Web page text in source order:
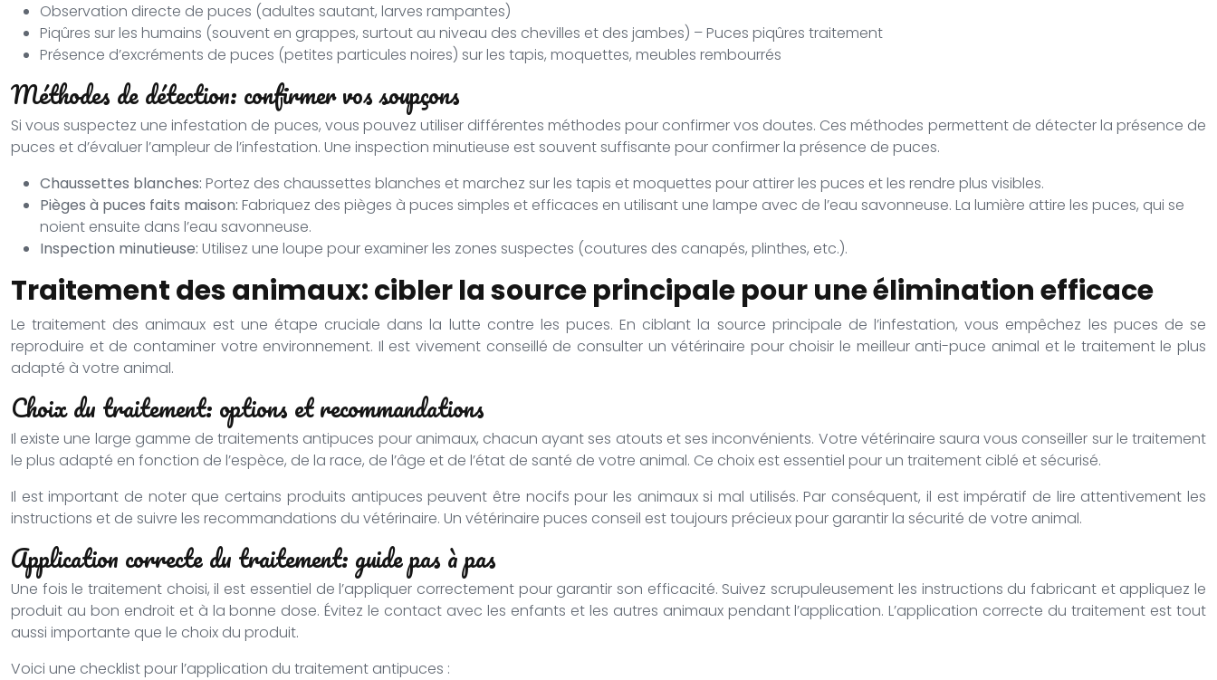
Observation directe de puces (adultes sautant, larves rampantes)
Piqûres sur les humains (souvent en grappes, surtout au niveau des chevilles et des jambes) – Puces piqûres traitement
Présence d’excréments de puces (petites particules noires) sur les tapis, moquettes, meubles rembourrés
Méthodes de détection: confirmer vos soupçons
Si vous suspectez une infestation de puces, vous pouvez utiliser différentes méthodes pour confirmer vos doutes. Ces méthodes permettent de détecter la présence de
puces et d’évaluer l’ampleur de l’infestation. Une inspection minutieuse est souvent suffisante pour confirmer la présence de puces.
Chaussettes blanches: Portez des chaussettes blanches et marchez sur les tapis et moquettes pour attirer les puces et les rendre plus visibles.
Pièges à puces faits maison: Fabriquez des pièges à puces simples et efficaces en utilisant une lampe avec de l’eau savonneuse. La lumière attire les puces, qui se
noient ensuite dans l’eau savonneuse.
Inspection minutieuse: Utilisez une loupe pour examiner les zones suspectes (coutures des canapés, plinthes, etc.).
Traitement des animaux: cibler la source principale pour une élimination efficace
Le traitement des animaux est une étape cruciale dans la lutte contre les puces. En ciblant la source principale de l’infestation, vous empêchez les puces de se
reproduire et de contaminer votre environnement. Il est vivement conseillé de consulter un vétérinaire pour choisir le meilleur anti-puce animal et le traitement le plus
adapté à votre animal.
Choix du traitement: options et recommandations
Il existe une large gamme de traitements antipuces pour animaux, chacun ayant ses atouts et ses inconvénients. Votre vétérinaire saura vous conseiller sur le traitement
le plus adapté en fonction de l’espèce, de la race, de l’âge et de l’état de santé de votre animal. Ce choix est essentiel pour un traitement ciblé et sécurisé.
Il est important de noter que certains produits antipuces peuvent être nocifs pour les animaux si mal utilisés. Par conséquent, il est impératif de lire attentivement les
instructions et de suivre les recommandations du vétérinaire. Un vétérinaire puces conseil est toujours précieux pour garantir la sécurité de votre animal.
Application correcte du traitement: guide pas à pas
Une fois le traitement choisi, il est essentiel de l’appliquer correctement pour garantir son efficacité. Suivez scrupuleusement les instructions du fabricant et appliquez le
produit au bon endroit et à la bonne dose. Évitez le contact avec les enfants et les autres animaux pendant l’application. L’application correcte du traitement est tout
aussi importante que le choix du produit.
Voici une checklist pour l’application du traitement antipuces :